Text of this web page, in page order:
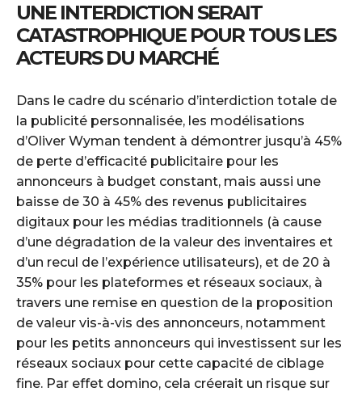
UNE INTERDICTION SERAIT
CATASTROPHIQUE POUR TOUS LES
ACTEURS DU MARCHÉ
Dans le cadre du scénario d’interdiction totale de
la publicité personnalisée, les modélisations
d’Oliver Wyman tendent à démontrer jusqu’à 45%
de perte d’efficacité publicitaire pour les
annonceurs à budget constant, mais aussi une
baisse de 30 à 45% des revenus publicitaires
digitaux pour les médias traditionnels (à cause
d’une dégradation de la valeur des inventaires et
d’un recul de l’expérience utilisateurs), et de 20 à
35% pour les plateformes et réseaux sociaux, à
travers une remise en question de la proposition
de valeur vis-à-vis des annonceurs, notamment
pour les petits annonceurs qui investissent sur les
réseaux sociaux pour cette capacité de ciblage
fine. Par effet domino, cela créerait un risque sur